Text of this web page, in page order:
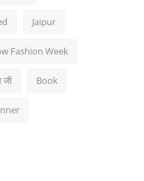
Jaipur
Fashion Week
जी Book